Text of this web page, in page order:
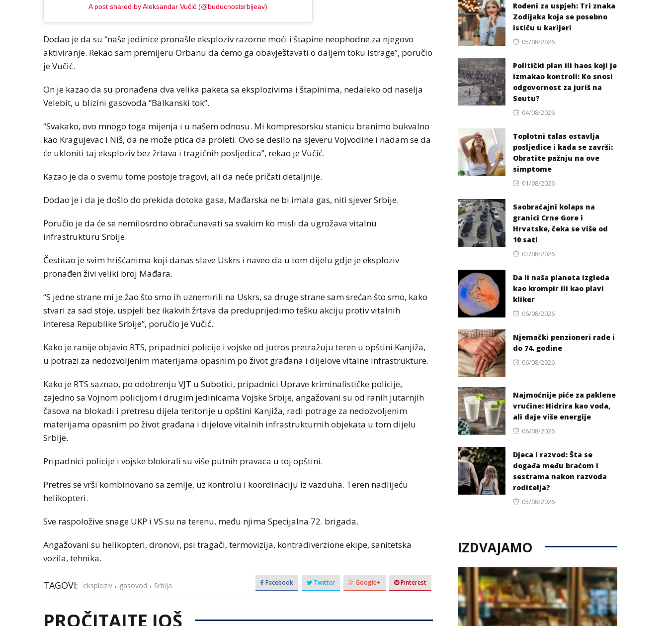
A post shared by Aleksandar Vučić (@buducnostsrbijeav)
Dodao je da su “naše jedinice pronašle eksploziv razorne moći i štapine neophodne za njegovo
aktiviranje. Rekao sam premijeru Orbanu da ćemo ga obavještavati o daljem toku istrage”, poručio
je Vučić.
On je kazao da su pronađena dva velika paketa sa eksplozivima i štapinima, nedaleko od naselja
Velebit, u blizini gasovoda “Balkanski tok”.
“Svakako, ovo mnogo toga mijenja i u našem odnosu. Mi kompresorsku stanicu branimo bukvalno
kao Kragujevac i Niš, da ne može ptica da proleti. Ovo se desilo na sjeveru Vojvodine i nadam se da
će ukloniti taj eksploziv bez žrtava i tragičnih posljedica”, rekao je Vučić.
Kazao je da o svemu tome postoje tragovi, ali da neće pričati detaljnije.
Dodao je i da je došlo do prekida dotoka gasa, Mađarska ne bi imala gas, niti sjever Srbije.
Poručio je da će se nemilosrdno obračunavati sa svakim ko misli da ugrožava vitalnu
infrastrukturu Srbije.
Čestitao je svim hrišćanima koji danas slave Uskrs i naveo da u tom dijelu gdje je eksploziv
pronađen živi veliki broj Mađara.
“S jedne strane mi je žao što smo ih uznemirili na Uskrs, sa druge strane sam srećan što smo, kako
stvari za sad stoje, uspjeli bez ikakvih žrtava da preduprijedimo tešku akciju protiv vitalnih
interesa Republike Srbije”, poručio je Vučić.
Kako je ranije objavio RTS, pripadnici policije i vojske od jutros pretražuju teren u opštini Kanjiža,
u potrazi za nedozvoljenim materijama opasnim po život građana i dijelove vitalne infrastrukture.
Kako je RTS saznao, po odobrenju VJT u Subotici, pripadnici Uprave kriminalističke policije,
zajedno sa Vojnom policijom i drugim jedinicama Vojske Srbije, angažovani su od ranih jutarnjih
časova na blokadi i pretresu dijela teritorije u opštini Kanjiža, radi potrage za nedozvoljenim
materijama opasnim po život građana i dijelove vitalnih infrastrukturnih objekata u tom dijelu
Srbije.
Pripadnici policije i vojske blokirali su više putnih pravaca u toj opštini.
Pretres se vrši kombinovano sa zemlje, uz kontrolu i koordinaciju iz vazduha. Teren nadlijeću
helikopteri.
Sve raspoložive snage UKP i VS su na terenu, među njima Specijalna 72. brigada.
Angažovani su helikopteri, dronovi, psi tragači, termovizija, kontradiverzione ekipe, sanitetska
vozila, tehnika.
TAGOVI: eksploziv , gasovod , Srbija Facebook Twitter Google+ Pinterest
PROČITAJTE JOŠ
Rođeni za uspjeh: Tri znaka
Zodijaka koja se posebno
ističu u karijeri
Posted
05/08/2026
Politički plan ili haos koji je
izmakao kontroli: Ko snosi
odgovornost za juriš na
Seutu?
Posted
04/08/2026
Toplotni talas ostavlja
posljedice i kada se završi:
Obratite pažnju na ove
simptome
Posted
01/08/2026
Saobraćajni kolaps na
granici Crne Gore i
Hrvatske, čeka se više od
10 sati
Posted
02/08/2026
Da li naša planeta izgleda
kao krompir ili kao plavi
kliker
Posted
06/08/2026
Njemački penzioneri rade i
do 74. godine
Posted
06/08/2026
Najmoćnije piće za paklene
vrućine: Hidrira kao voda,
ali daje više energije
Posted
06/08/2026
Djeca i razvod: Šta se
događa među braćom i
sestrama nakon razvoda
roditelja?
Posted
05/08/2026
IZDVAJAMO